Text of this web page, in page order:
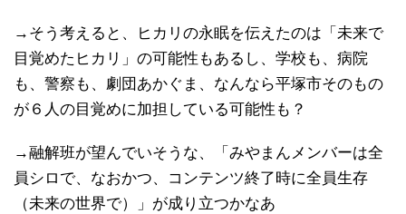
→そう考えると、ヒカリの永眠を伝えたのは「未来で
目覚めたヒカリ」の可能性もあるし、学校も、病院
も、警察も、劇団あかぐま、なんなら平塚市そのもの
が６人の目覚めに加担している可能性も？
→融解班が望んでいそうな、「みやまんメンバーは全
員シロで、なおかつ、コンテンツ終了時に全員生存
（未来の世界で）」が成り立つかなあ